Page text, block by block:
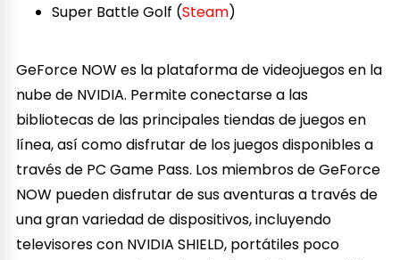
Super Battle Golf (Steam)
GeForce NOW es la plataforma de videojuegos en la
nube de NVIDIA. Permite conectarse a las
bibliotecas de las principales tiendas de juegos en
línea, así como disfrutar de los juegos disponibles a
través de PC Game Pass. Los miembros de GeForce
NOW pueden disfrutar de sus aventuras a través de
una gran variedad de dispositivos, incluyendo
televisores con NVIDIA SHIELD, portátiles poco